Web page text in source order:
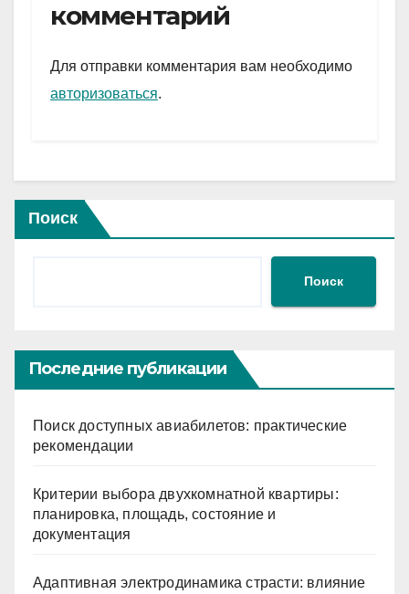
a
m
A
p
и
комментарий
Для отправки комментария вам необходимо
авторизоваться.
Поиск
Поиск
Последние публикации
Поиск доступных авиабилетов: практические
рекомендации
Критерии выбора двухкомнатной квартиры:
планировка, площадь, состояние и
документация
Адаптивная электродинамика страсти: влияние